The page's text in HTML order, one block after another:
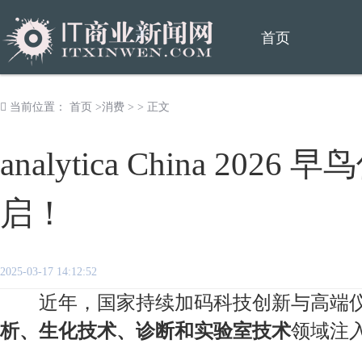
首页
当前位置： 首页 >消费 > > 正文
analytica China 2026 早
启！
2025-03-17 14:12:52
近年，国家持续加码科技创新与高端
析、生化技术、诊断和实验室技术领域注